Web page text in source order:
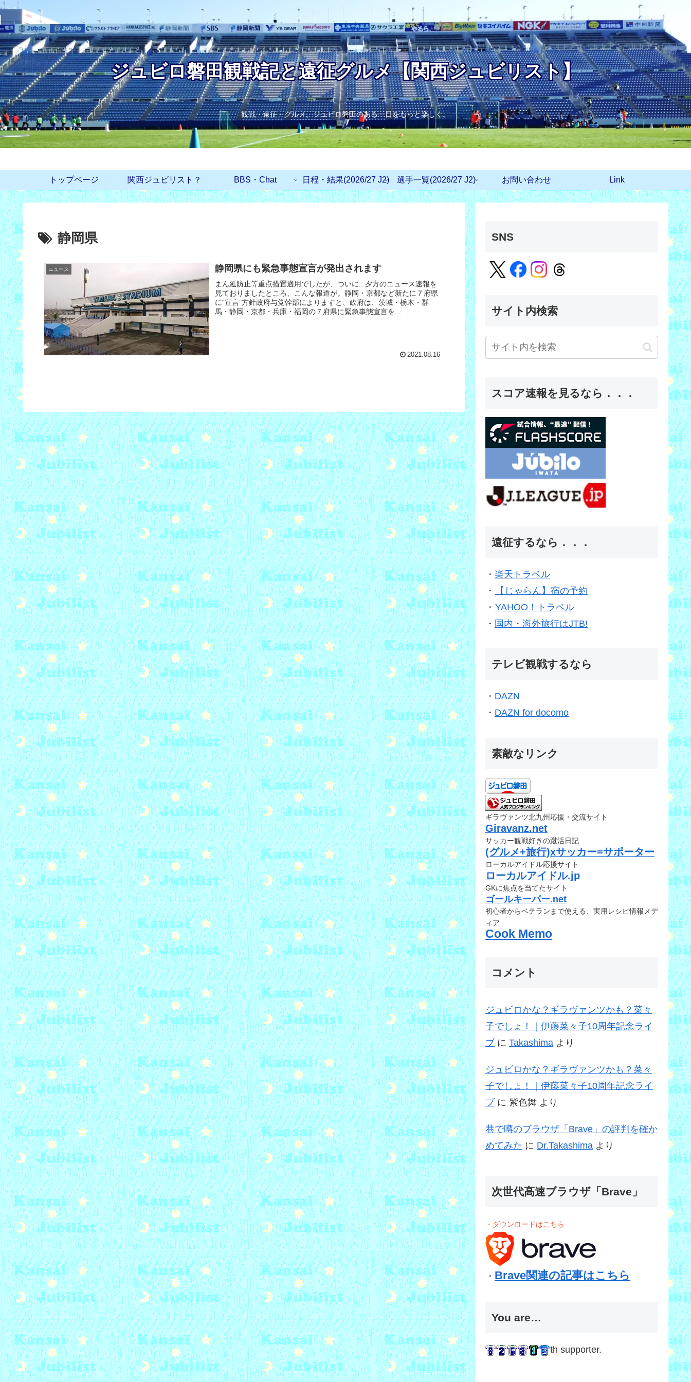
ジュビロ磐田観戦記と遠征グルメ【関西ジュビリスト】
観戦・遠征・グルメ。ジュビロ磐田のある一日をもっと楽しく。
トップページ 関西ジュビリスト？ BBS・Chat 日程・結果(2026/27 J2) 選手一覧(2026/27 J2) お問い合わせ Link
静岡県
ニュース 静岡県にも緊急事態宣言が発出されます
まん延防止等重点措置適用でしたが、ついに...夕方のニュース速報を
見ておりましたところ、こんな報道が。静岡・京都など新たに７府県
に“宣言”方針政府与党幹部によりますと、政府は、茨城・栃木・群
馬・静岡・京都・兵庫・福岡の７府県に緊急事態宣言を...
2021.08.16
SNS
サイト内検索
スコア速報を見るなら．．．
遠征するなら．．．
・ 楽天トラベル
・
【じゃらん】宿の予約
・ YAHOO！トラベル
・ 国内・海外旅行はJTB!
テレビ観戦するなら
・ DAZN
・ DAZN for docomo
素敵なリンク
ギラヴァンツ北九州応援・交流サイト
Giravanz.net
サッカー観戦好きの蹴活日記
(グルメ+旅行)xサッカー=サポーター
ローカルアイドル応援サイト
ローカルアイドル.jp
GKに焦点を当てたサイト
ゴールキーパー.net
初心者からベテランまで使える、実用レシピ情報メデ
ィア
Cook Memo
コメント
ジュビロかな？ギラヴァンツかも？菜々
子でしょ！｜伊藤菜々子10周年記念ライ
ブ に Takashima より
ジュビロかな？ギラヴァンツかも？菜々
子でしょ！｜伊藤菜々子10周年記念ライ
ブ に 紫色舞 より
巷で噂のブラウザ「Brave」の評判を確か
めてみた に Dr.Takashima より
次世代高速ブラウザ「Brave」
・ダウンロードはこちら
・ Brave関連の記事はこちら
You are…
th supporter.